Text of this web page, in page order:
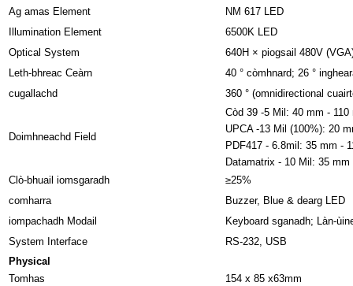
Ag amas Element
NM 617 LED
Illumination Element
6500K LED
Optical System
640H × piogsail 480V
Leth-bhreac Ceàrn
40 ° còmhnard; 26 °
cugallachd
360 ° (omnidirectional
Doimhneachd Field
Còd 39 -5 Mil: 40 mm - 110
UPCA -13 Mil (100%): 20
PDF417 - 6.8mil: 35 mm -
Datamatrix - 10 Mil: 35 mm
Clò-bhuail iomsgaradh
≥25%
comharra
Buzzer, Blue & dearg LED
iompachadh Modail
Keyboard sganadh; Làn-
System Interface
RS-232, USB
Physical
Tomhas
154 x 85 x63mm